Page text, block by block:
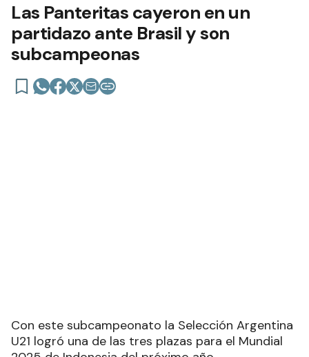
Las Panteritas cayeron en un
partidazo ante Brasil y son
subcampeonas
Con este subcampeonato la Selección Argentina
U21 logró una de las tres plazas para el Mundial